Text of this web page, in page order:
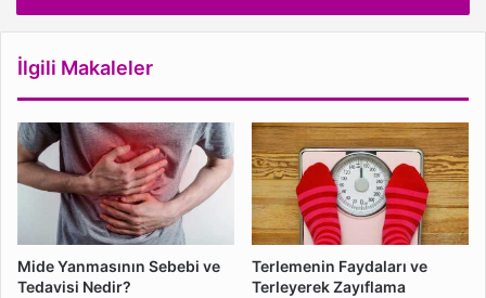
İlgili Makaleler
Mide Yanmasının Sebebi ve
Tedavisi Nedir?
Terlemenin Faydaları ve
Terleyerek Zayıflama